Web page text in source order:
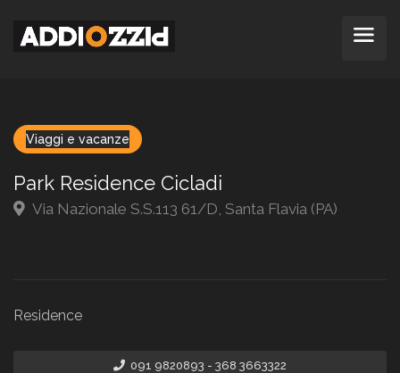
Viaggi e vacanze
Park Residence Cicladi
Via Nazionale S.S.113 61/D, Santa Flavia (PA)
Residence
091 9820893 - 368 3663322